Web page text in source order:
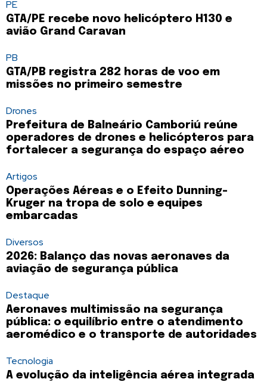
PE
GTA/PE recebe novo helicóptero H130 e
avião Grand Caravan
PB
GTA/PB registra 282 horas de voo em
missões no primeiro semestre
Drones
Prefeitura de Balneário Camboriú reúne
operadores de drones e helicópteros para
fortalecer a segurança do espaço aéreo
Artigos
Operações Aéreas e o Efeito Dunning-
Kruger na tropa de solo e equipes
embarcadas
Diversos
2026: Balanço das novas aeronaves da
aviação de segurança pública
Destaque
Aeronaves multimissão na segurança
pública: o equilíbrio entre o atendimento
aeromédico e o transporte de autoridades
Tecnologia
A evolução da inteligência aérea integrada